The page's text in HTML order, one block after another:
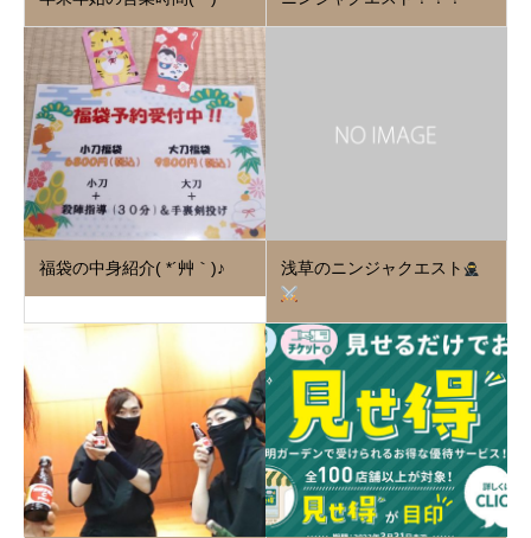
福袋の中身紹介( *´艸｀)♪ 浅草のニンジャクエスト